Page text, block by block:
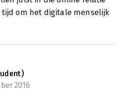
om het digitale menselijk
2016